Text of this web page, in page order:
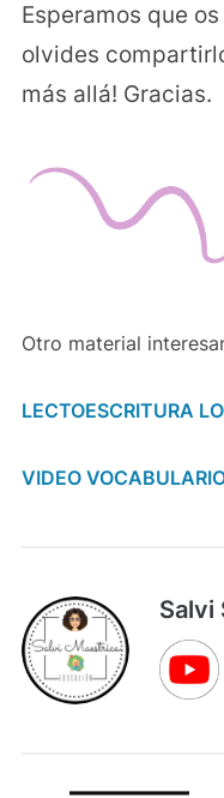
Esperamos que
olvides
más allá! Gracias.
Otro material
LECTOESCRITURA
VIDEO
Salvi